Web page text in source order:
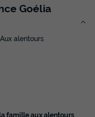
Goélia
alentours
famille aux alentours